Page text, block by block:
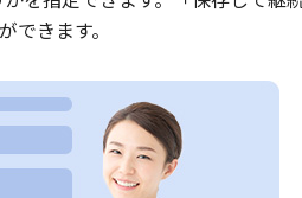
きます。